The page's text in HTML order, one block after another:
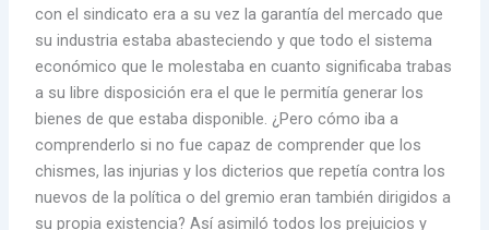
con el sindicato era a su vez la garantía del mercado que
su industria estaba abasteciendo y que todo el sistema
económico que le molestaba en cuanto significaba trabas
a su libre disposición era el que le permitía generar los
bienes de que estaba disponible. ¿Pero cómo iba a
comprenderlo si no fue capaz de comprender que los
chismes, las injurias y los dicterios que repetía contra los
nuevos de la política o del gremio eran también dirigidos a
su propia existencia? Así asimiló todos los prejuicios y